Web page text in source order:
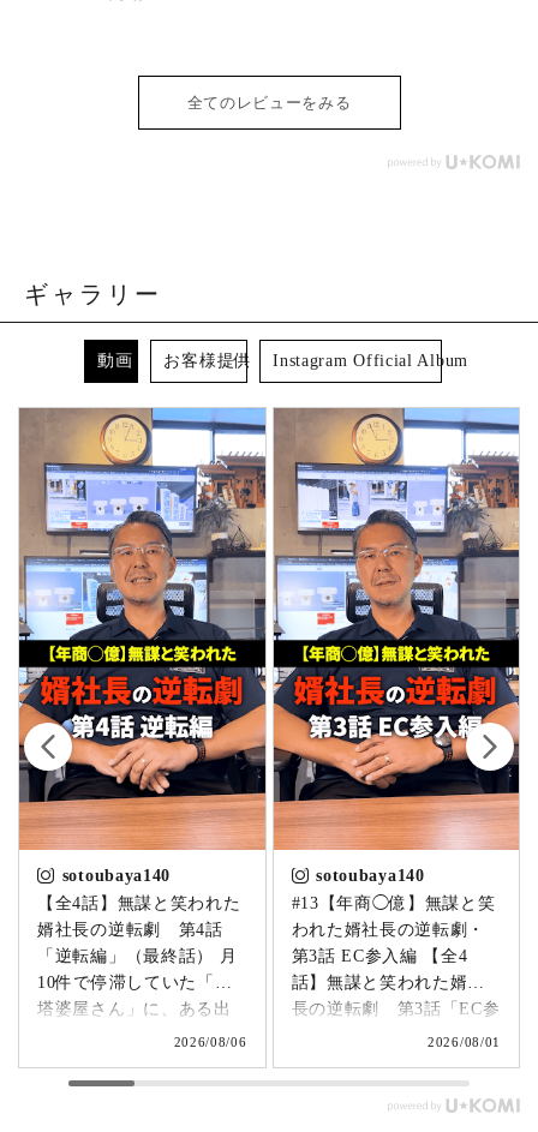
全てのレビューをみる
ギャラリー
動画 お客様提供 Instagram Official Album
sotoubaya140
【全4話】無謀と笑われた
婿社長の逆転劇 第4話
「逆転編」（最終話） 月
10件で停滞していた「卒
塔婆屋さん」に、ある出
来事が起こります。▶
まじゃまずい。」 そう痛
2026/08/06
sotoubaya140
#13【年商◯億】無謀と笑
われた婿社長の逆転劇・
第3話 EC参入編 【全4
話】無謀と笑われた婿社
長の逆転劇 第3話「EC参
たやじ社長が下した決断
とは。▶ @sotoubaya140
2026/08/01